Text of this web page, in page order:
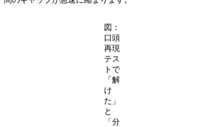
図：
口頭
再現
テス
トで
「解
け
た」
と
「分